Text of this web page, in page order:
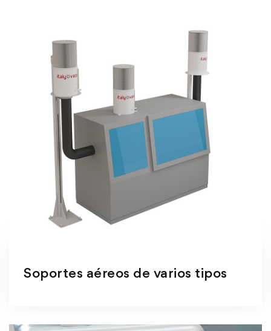
Soportes aéreos de varios tipos